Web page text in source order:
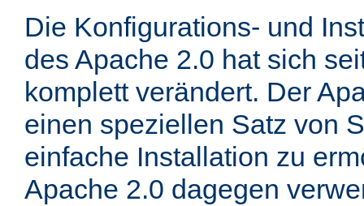
Die Konfigurations- und
des Apache 2.0 hat sich
komplett verändert. Der
einen speziellen Satz von
einfache Installation zu
Apache 2.0 dagegen